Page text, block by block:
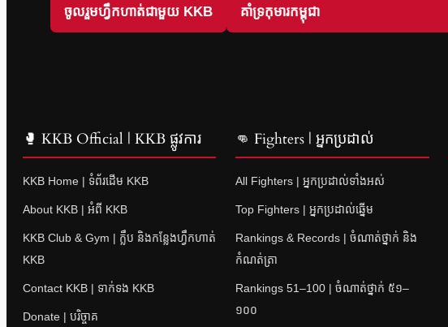
ចូលរួមហ្វឹកហាត់ជាមួយ KKB
គាំទ្រកុមារកម្ពុជា
🥊 KKB Official | KKB ផ្លូវការ
KKB Home | ទំព័រដើម KKB
About KKB | អំពី KKB
KKB Club & Gym | ក្លឹប និងកន្លែងហ្វឹកហាត់
KKB
Contact KKB | ទាក់ទង KKB
Donate | បរិច្ចាគ
👊 Fighters | អ្នកប្រដាល់
All Fighters | អ្នកប្រដាល់ទាំងអស់
Top Fighters | អ្នកប្រដាល់ឆ្នើម
Rankings & Records | ចំណាត់ថ្នាក់ និង
កំណត់ត្រា
Rankings 51–100 | ចំណាត់ថ្នាក់ ៥១–
១០០